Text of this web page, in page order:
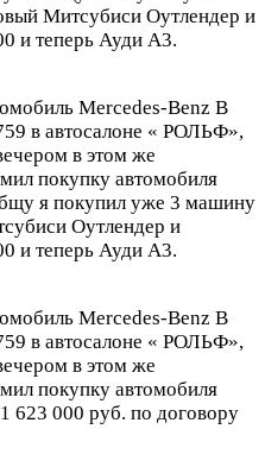
Митсубиси Оутлендер и
и теперь Ауди А3.
Mercedes-Benz B
в автосалоне « РОЛЬФ»,
в этом же
покупку автомобиля
я покупил уже 3 машину
Оутлендер и
и теперь Ауди А3.
Mercedes-Benz B
в автосалоне « РОЛЬФ»,
в этом же
покупку автомобиля
623 000 руб. по договору